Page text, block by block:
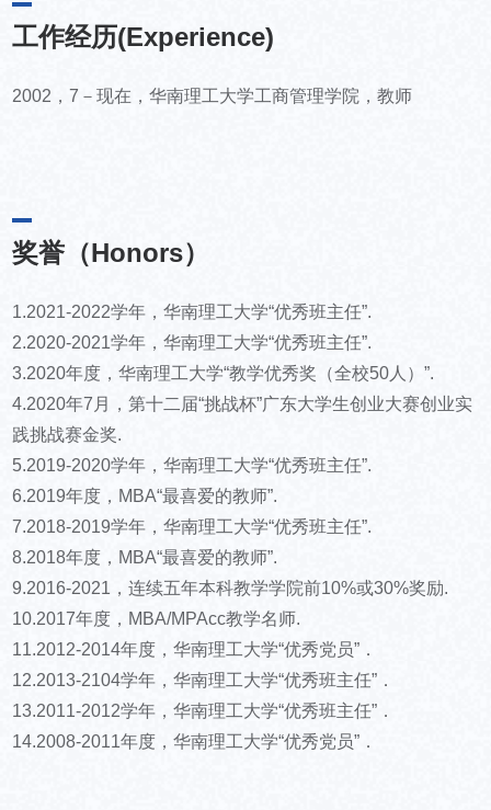
工作经历(Experience)
2002，7－现在，华南理工大学工商管理学院，教师
奖誉（Honors）
1.2021-2022学年，华南理工大学“优秀班主任”.
2.2020-2021学年，华南理工大学“优秀班主任”.
3.2020年度，华南理工大学“教学优秀奖（全校50人）”.
4.2020年7月，第十二届“挑战杯”广东大学生创业大赛创业实
践挑战赛金奖.
5.2019-2020学年，华南理工大学“优秀班主任”.
6.2019年度，MBA“最喜爱的教师”.
7.2018-2019学年，华南理工大学“优秀班主任”.
8.2018年度，MBA“最喜爱的教师”.
9.2016-2021，连续五年本科教学学院前10%或30%奖励.
10.2017年度，MBA/MPAcc教学名师.
11.2012-2014年度，华南理工大学“优秀党员”．
12.2013-2104学年，华南理工大学“优秀班主任”．
13.2011-2012学年，华南理工大学“优秀班主任”．
14.2008-2011年度，华南理工大学“优秀党员”．